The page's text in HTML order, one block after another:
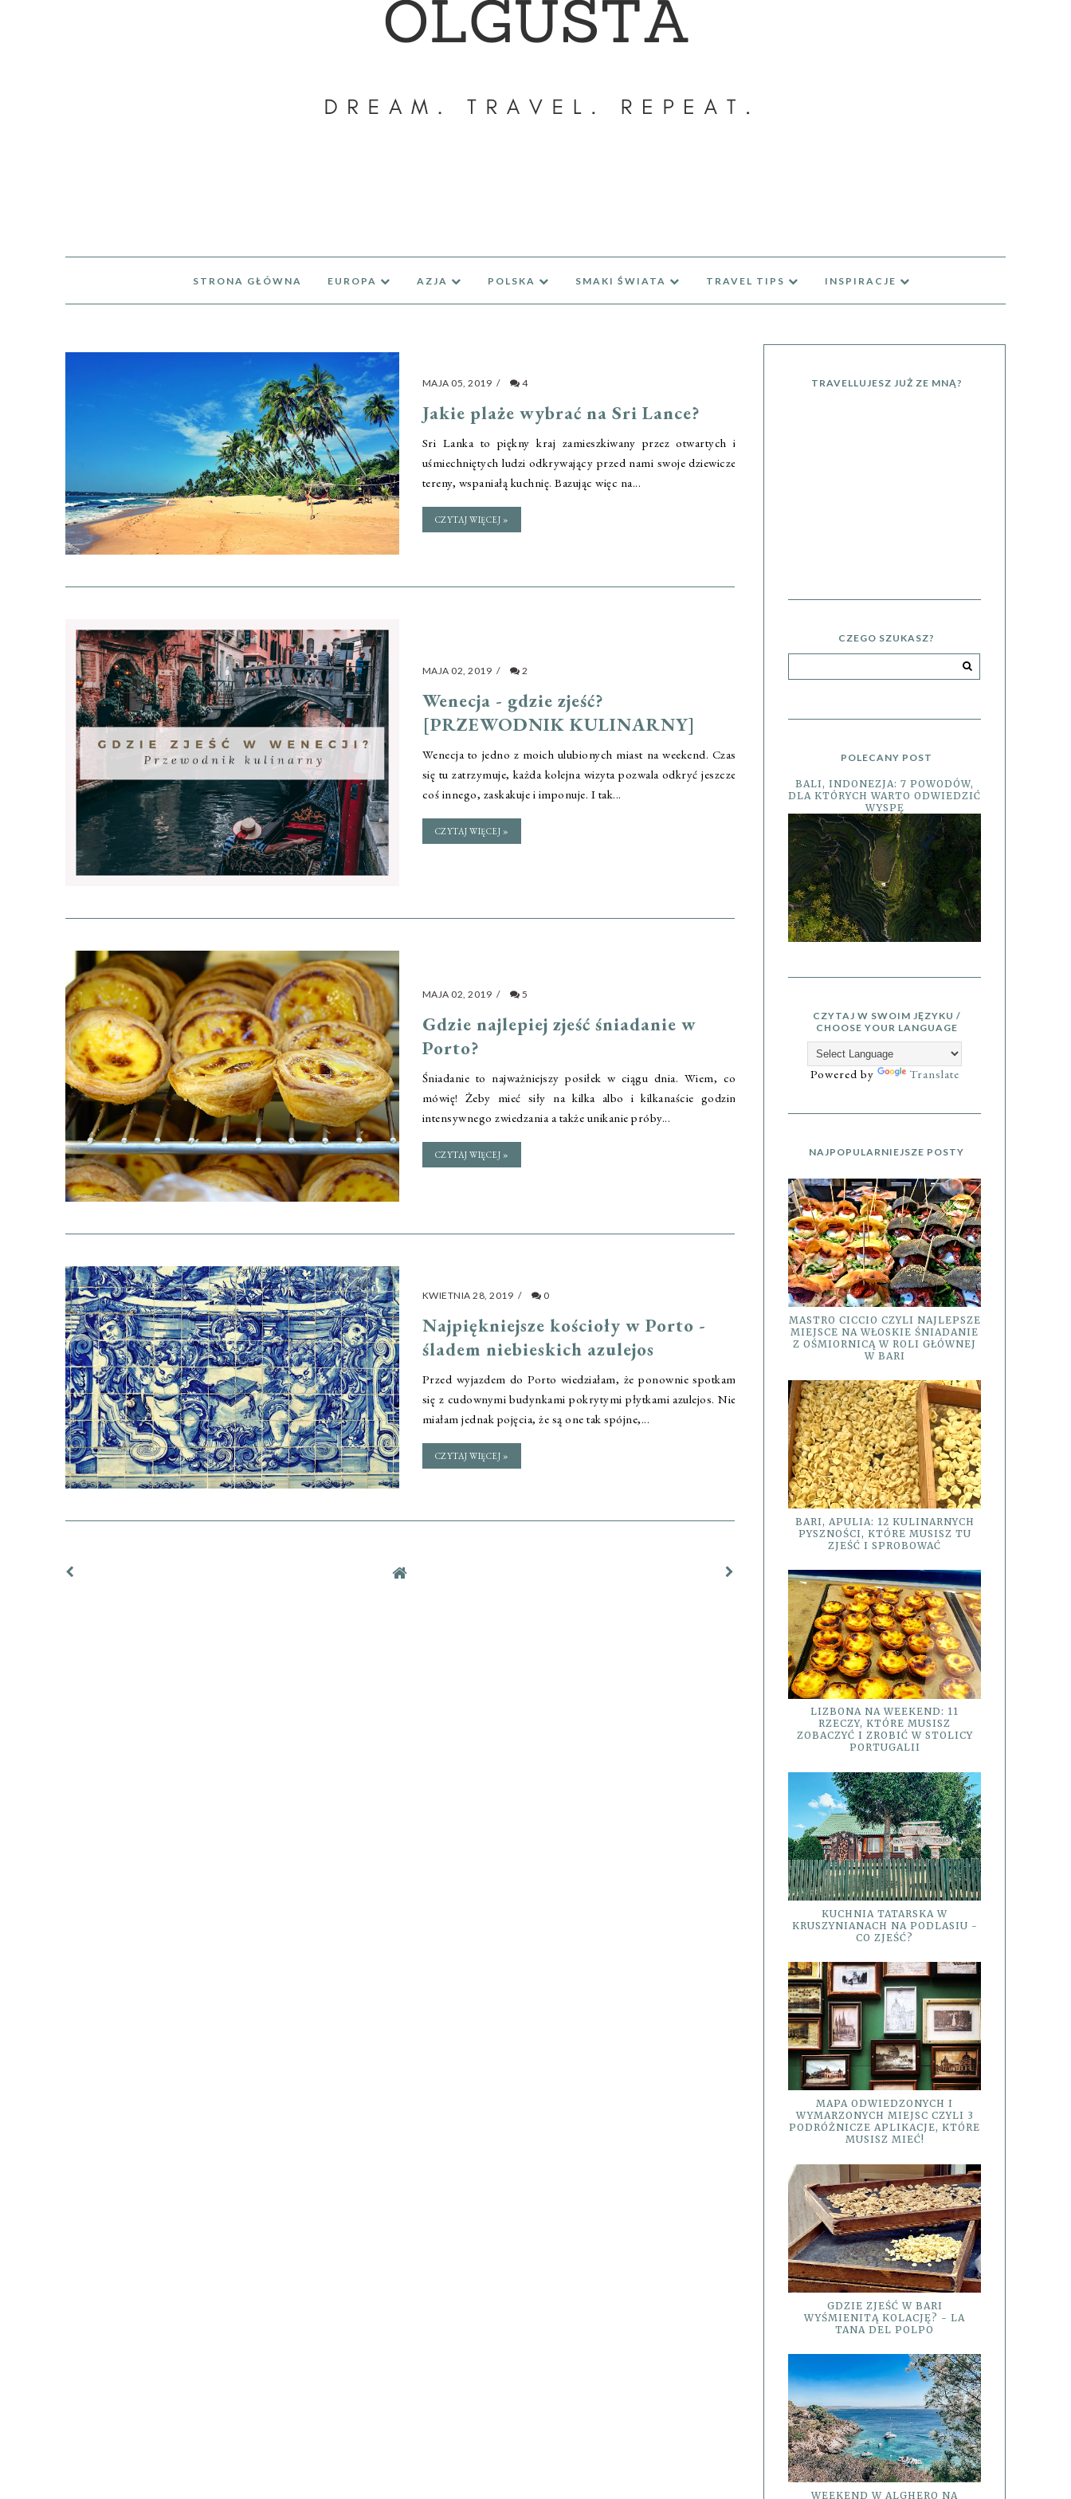
STRONA GŁÓWNA EUROPA AZJA POLSKA SMAKI ŚWIATA TRAVEL TIPS INSPIRACJE
MAJA 05, 2019 / 4
Jakie plaże wybrać na Sri Lance?
Sri Lanka to piękny kraj zamieszkiwany przez otwartych i
uśmiechniętych ludzi odkrywający przed nami swoje dziewicze
tereny, wspaniałą kuchnię. Bazując więc na...
CZYTAJ WIĘCEJ »
MAJA 02, 2019 / 2
Wenecja - gdzie zjeść?
[PRZEWODNIK KULINARNY]
Wenecja to jedno z moich ulubionych miast na weekend. Czas
się tu zatrzymuje, każda kolejna wizyta pozwala odkryć jeszcze
coś innego, zaskakuje i imponuje. I tak...
CZYTAJ WIĘCEJ »
MAJA 02, 2019 / 5
Gdzie najlepiej zjeść śniadanie w
Porto?
Śniadanie to najważniejszy posiłek w ciągu dnia. Wiem, co
mówię! Żeby mieć siły na kilka albo i kilkanaście godzin
intensywnego zwiedzania a także unikanie próby...
CZYTAJ WIĘCEJ »
KWIETNIA 28, 2019 / 0
Najpiękniejsze kościoły w Porto -
śladem niebieskich azulejos
Przed wyjazdem do Porto wiedziałam, że ponownie spotkam
się z cudownymi budynkami pokrytymi płytkami azulejos. Nie
miałam jednak pojęcia, że są one tak spójne,...
CZYTAJ WIĘCEJ »
TRAVELLUJESZ JUŻ ZE MNĄ?
CZEGO SZUKASZ?
POLECANY POST
BALI, INDONEZJA: 7 POWODÓW,
DLA KTÓRYCH WARTO ODWIEDZIĆ
WYSPĘ
CZYTAJ W SWOIM JĘZYKU /
CHOOSE YOUR LANGUAGE
Powered by Translate
NAJPOPULARNIEJSZE POSTY
MASTRO CICCIO CZYLI NAJLEPSZE
MIEJSCE NA WŁOSKIE ŚNIADANIE
Z OŚMIORNICĄ W ROLI GŁÓWNEJ
W BARI
BARI, APULIA: 12 KULINARNYCH
PYSZNOŚCI, KTÓRE MUSISZ TU
ZJEŚĆ I SPROBOWAĆ
LIZBONA NA WEEKEND: 11
RZECZY, KTÓRE MUSISZ
ZOBACZYĆ I ZROBIĆ W STOLICY
PORTUGALII
KUCHNIA TATARSKA W
KRUSZYNIANACH NA PODLASIU -
CO ZJEŚĆ?
MAPA ODWIEDZONYCH I
WYMARZONYCH MIEJSC CZYLI 3
PODRÓŻNICZE APLIKACJE, KTÓRE
MUSISZ MIEĆ!
GDZIE ZJEŚĆ W BARI
WYŚMIENITĄ KOLACJĘ? - LA
TANA DEL POLPO
WEEKEND W ALGHERO NA